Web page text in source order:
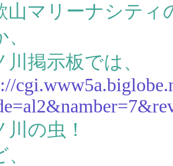
山マリーナシティ
川掲示板では、
川の虫！